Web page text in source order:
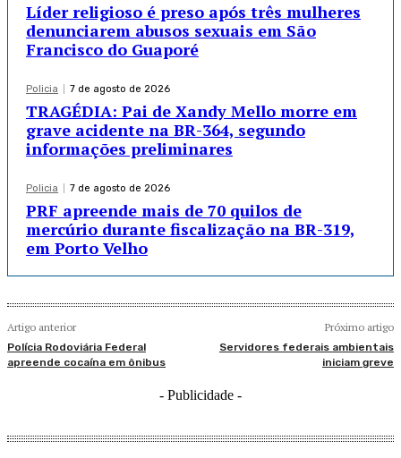
Líder religioso é preso após três mulheres
denunciarem abusos sexuais em São
Francisco do Guaporé
Policia 7 de agosto de 2026
TRAGÉDIA: Pai de Xandy Mello morre em
grave acidente na BR-364, segundo
informações preliminares
Policia 7 de agosto de 2026
PRF apreende mais de 70 quilos de
mercúrio durante fiscalização na BR-319,
em Porto Velho
Artigo anterior
Polícia Rodoviária Federal
apreende cocaína em ônibus
Próximo artigo
Servidores federais ambientais
iniciam greve
- Publicidade -